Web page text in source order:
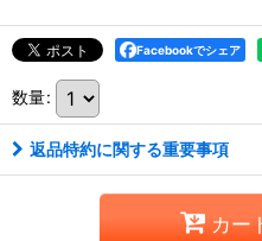
Facebookでシェア
数量:
返品特約に関する重要事項
カー